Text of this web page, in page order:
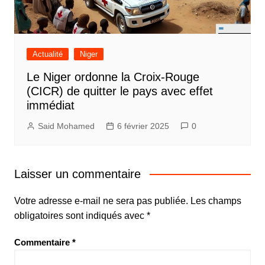
Actualité Niger
Le Niger ordonne la Croix-Rouge
(CICR) de quitter le pays avec effet
immédiat
Said Mohamed 6 février 2025 0
Laisser un commentaire
Votre adresse e-mail ne sera pas publiée. Les champs
obligatoires sont indiqués avec *
Commentaire *